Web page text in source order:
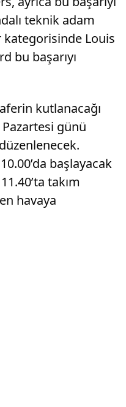
teknik adam
Louis
bu başarıyı
kutlanacağı
günü
başlayacak
takım
havaya